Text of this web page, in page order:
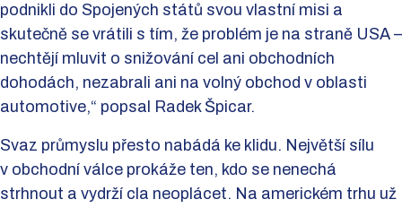
podnikli do Spojených států svou vlastní misi a
skutečně se vrátili s tím, že problém je na straně USA –
nechtějí mluvit o snižování cel ani obchodních
dohodách, nezabrali ani na volný obchod v oblasti
automotive,“ popsal Radek Špicar.
Svaz průmyslu přesto nabádá ke klidu. Největší sílu
v obchodní válce prokáže ten, kdo se nenechá
strhnout a vydrží cla neoplácet. Na americkém trhu už